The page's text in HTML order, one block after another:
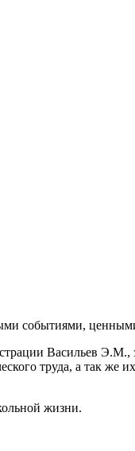
событиями,
Васильев Э.М.,
труда, а так же
жизни.